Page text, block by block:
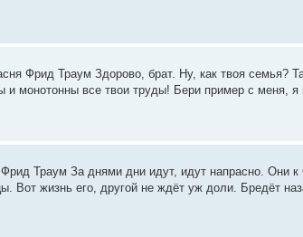
Фрид Траум Здорово, брат. Ну, как твоя семья?
и монотонны все твои труды! Бери пример с меня,
Траум За днями дни идут, идут напрасно.
Вот жизнь его, другой не ждёт уж доли. Бредёт